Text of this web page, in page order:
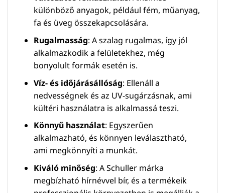
különböző anyagok, például fém, műanyag,
fa és üveg összekapcsolására.
Rugalmasság: A szalag rugalmas, így jól
alkalmazkodik a felületekhez, még
bonyolult formák esetén is.
Víz- és időjárásállóság: Ellenáll a
nedvességnek és az UV-sugárzásnak, ami
kültéri használatra is alkalmassá teszi.
Könnyű használat: Egyszerűen
alkalmazható, és könnyen leválasztható,
ami megkönnyíti a munkát.
Kiváló minőség: A Schuller márka
megbízható hírnévvel bír, és a termékeik